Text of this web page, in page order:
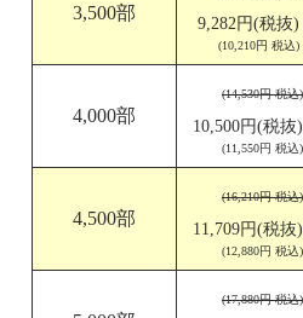
3,500部
9,282円(税抜)
(10,210円 税込)
4,000部
(14,530円 税込)
10,500円(税抜)
(11,550円 税込)
4,500部
(16,210円 税込)
11,709円(税抜)
(12,880円 税込)
(17,880円 税込)